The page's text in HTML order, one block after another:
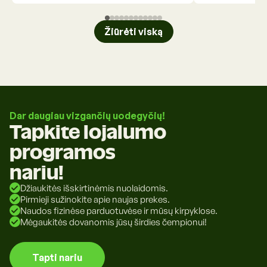
Žiūrėti viską
Dar daugiau vizgančių uodegyčių!
Tapkite lojalumo
programos
nariu!
Džiaukitės išskirtinėmis nuolaidomis.
Pirmieji sužinokite apie naujas prekes.
Naudos fizinėse parduotuvėse ir mūsų kirpyklose.
Mėgaukitės dovanomis jūsų širdies čempionui!
Tapti nariu